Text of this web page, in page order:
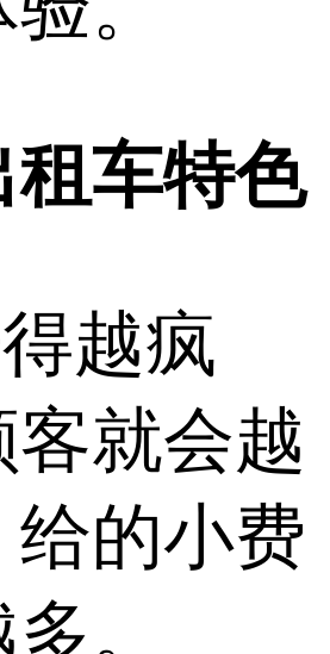
租车特色
越疯
就会越
给的小费
。